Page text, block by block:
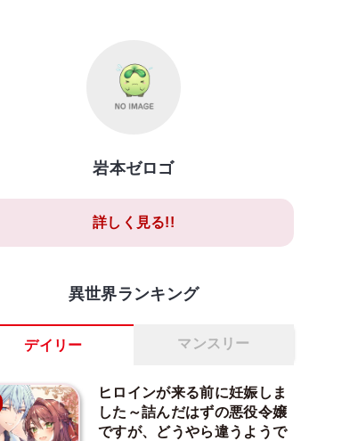
岩本ゼロゴ
詳しく見る!!
異世界ランキング
デイリー マンスリー
ヒロインが来る前に妊娠しま
した～詰んだはずの悪役令嬢
ですが、どうやら違うようで